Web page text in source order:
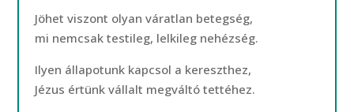
Jöhet viszont olyan váratlan betegség,
mi nemcsak testileg, lelkileg nehézség.
Ilyen állapotunk kapcsol a kereszthez,
Jézus értünk vállalt megváltó tettéhez.